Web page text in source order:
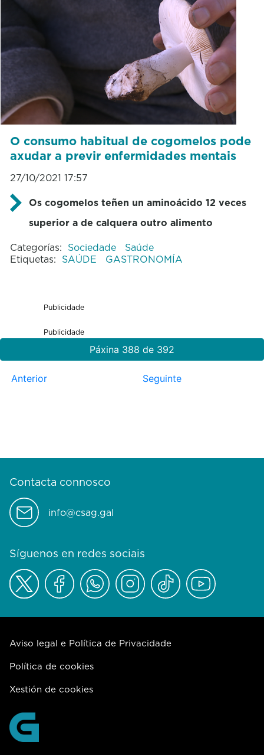
O consumo habitual de cogomelos pode
axudar a previr enfermidades mentais
27/10/2021 17:57
Os cogomelos teñen un aminoácido 12 veces
superior a de calquera outro alimento
Categorías: Sociedade
Saúde
Etiquetas: SAÚDE GASTRONOMÍA
Publicidade
Publicidade
Páxina 388 de 392
Anterior Seguinte
Contacta connosco
info@csag.gal
Síguenos en redes sociais
Aviso legal e Política de Privacidade
Política de cookies
Xestión de cookies